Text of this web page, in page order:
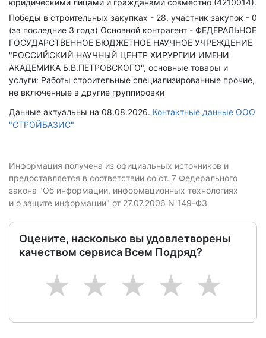
юридическими лицами и гражданами совместно (4210014).
Победы в строительных закупках - 28, участник закупок - 0
(за последние 3 года) Основной контрагент - ФЕДЕРАЛЬНОЕ
ГОСУДАРСТВЕННОЕ БЮДЖЕТНОЕ НАУЧНОЕ УЧРЕЖДЕНИЕ
"РОССИЙСКИЙ НАУЧНЫЙ ЦЕНТР ХИРУРГИИ ИМЕНИ
АКАДЕМИКА Б.В.ПЕТРОВСКОГО", основные товары и
услуги: Работы строительные специализированные прочие,
не включенные в другие группировки
Данные актуальны на 08.08.2026. Контактные данные ООО
"СТРОЙБАЗИС"
Информация получена из официальных источников и
предоставляется в соответствии со ст. 7 Федерального
закона "Об информации, информационных технологиях
и о защите информации" от 27.07.2006 N 149-ФЗ
Оцените, насколько вы удовлетворены
качеством сервиса Всем Подряд?
5
4
3
2
1